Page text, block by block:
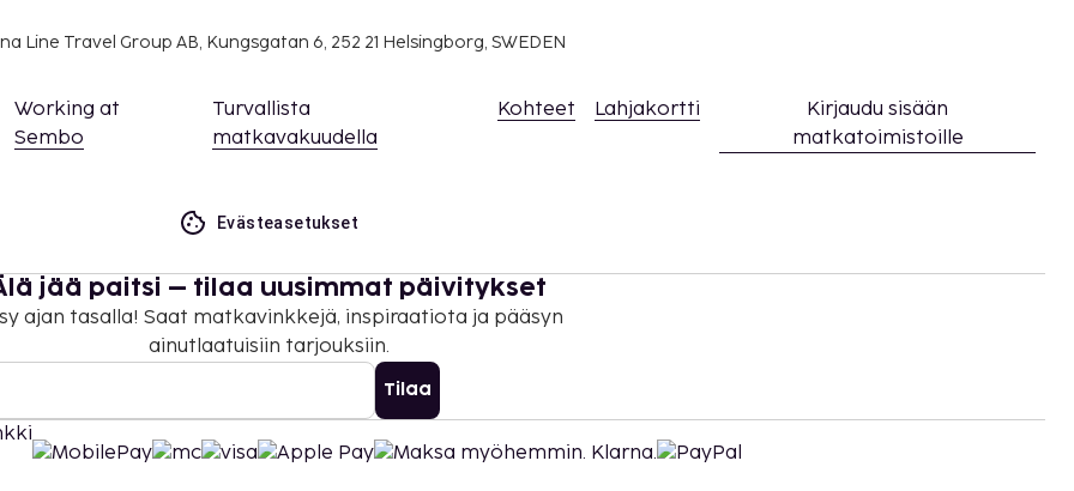
Line Travel Group AB, Kungsgatan 6, 252 21 Helsingborg, SWEDEN
Working at
Sembo
Turvallista
matkavakuudella
Kohteet Lahjakortti
Kirjaudu sisään
matkatoimistoille
Evästeasetukset
jää paitsi – tilaa uusimmat päivitykset
ajan tasalla! Saat matkavinkkejä, inspiraatiota ja pääsyn
ainutlaatuisiin tarjouksiin.
Tilaa